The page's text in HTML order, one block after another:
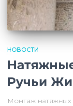
НОВОСТИ
Ручьи
Монтаж натяжных